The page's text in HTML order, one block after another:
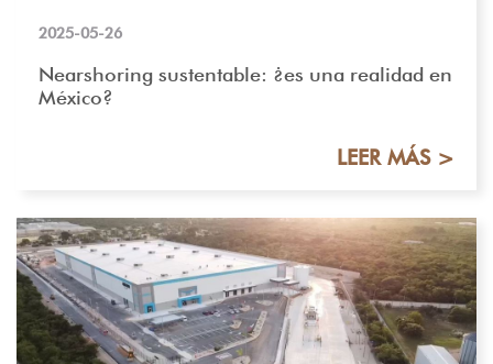
2025-05-26
Nearshoring sustentable: ¿es una realidad en
México?
LEER MÁS >